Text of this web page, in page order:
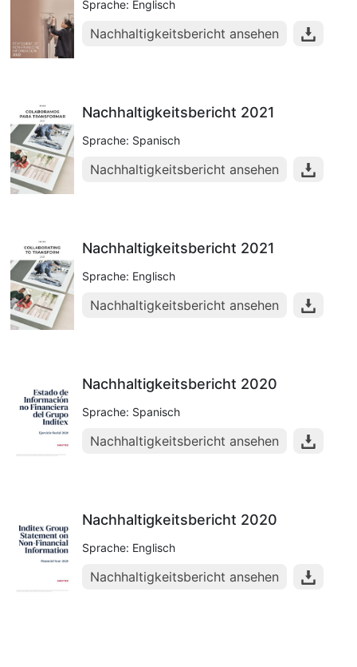
Sprache: Englisch
Nachhaltigkeitsbericht ansehen
Nachhaltigkeitsbericht 2021
Sprache: Spanisch
Nachhaltigkeitsbericht ansehen
Nachhaltigkeitsbericht 2021
Sprache: Englisch
Nachhaltigkeitsbericht ansehen
Nachhaltigkeitsbericht 2020
Sprache: Spanisch
Nachhaltigkeitsbericht ansehen
Nachhaltigkeitsbericht 2020
Sprache: Englisch
Nachhaltigkeitsbericht ansehen